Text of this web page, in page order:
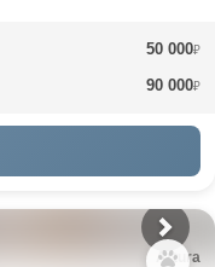
50 000₽
90 000₽
Arturа